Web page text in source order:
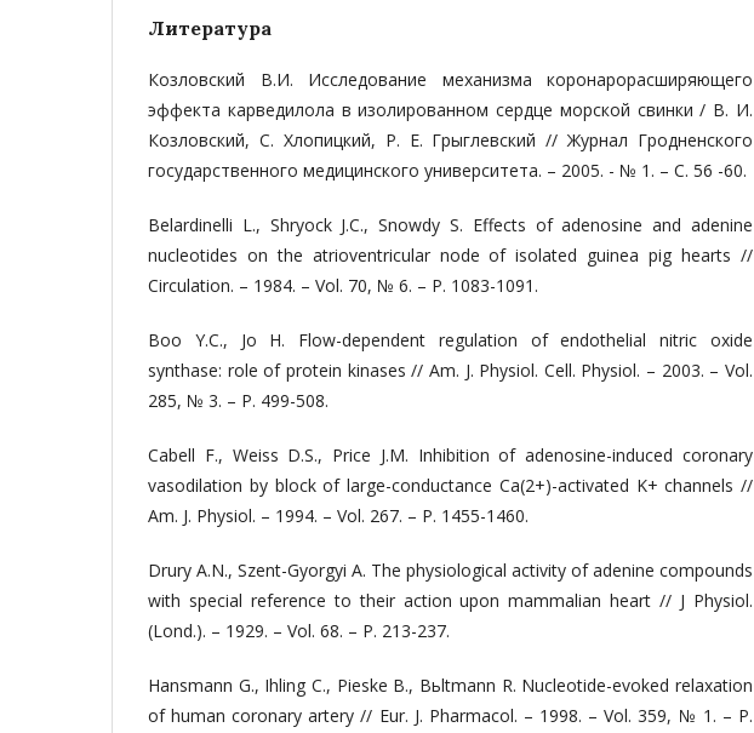
Литература
Козловский В.И. Исследование механизма коронарорасширяющего
эффекта карведилола в изолированном сердце морской свинки / В. И.
Козловский, С. Хлопицкий, Р. Е. Грыглевский // Журнал Гродненского
государственного медицинского университета. – 2005. - № 1. – С. 56 -60.
Belardinelli L., Shryock J.C., Snowdy S. Effects of adenosine and adenine
nucleotides on the atrioventricular node of isolated guinea pig hearts //
Circulation. – 1984. – Vol. 70, № 6. – P. 1083-1091.
Boo Y.C., Jo H. Flow-dependent regulation of endothelial nitric oxide
synthase: role of protein kinases // Am. J. Physiol. Cell. Physiol. – 2003. – Vol.
285, № 3. – P. 499-508.
Cabell F., Weiss D.S., Price J.M. Inhibition of adenosine-induced coronary
vasodilation by block of large-conductance Ca(2+)-activated K+ channels //
Am. J. Physiol. – 1994. – Vol. 267. – P. 1455-1460.
Drury A.N., Szent-Gyorgyi A. The physiological activity of adenine compounds
with special reference to their action upon mammalian heart // J Physiol.
(Lond.). – 1929. – Vol. 68. – P. 213-237.
Hansmann G., Ihling C., Pieske B., Bьltmann R. Nucleotide-evoked relaxation
of human coronary artery // Eur. J. Pharmacol. – 1998. – Vol. 359, № 1. – P.